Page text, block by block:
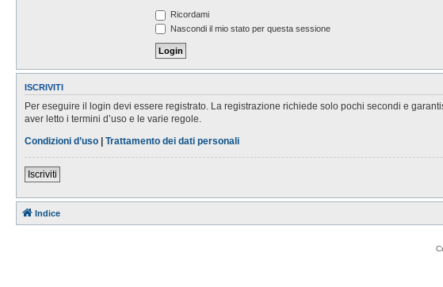
Ricordami
Nascondi il mio stato per questa sessione
ISCRIVITI
Per eseguire il login devi essere registrato. La registrazione richiede solo pochi secondi e
aver letto i termini d’uso e le varie regole.
Condizioni d’uso | Trattamento dei dati personali
Iscriviti
Indice